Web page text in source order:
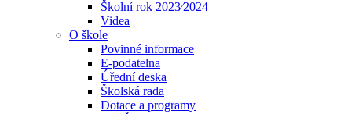
Školní rok 2023⁄2024
Videa
O škole
Povinné informace
E-podatelna
Úřední deska
Školská rada
Dotace a programy